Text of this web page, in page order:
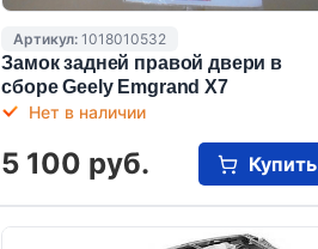
Артикул:1018010532
Замок задней правой двери в
сборе Geely Emgrand X7
Нет в наличии
5 100 руб. Купить